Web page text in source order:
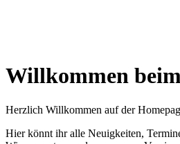
Willkommen
Herzlich Willkommen auf der
Hier könnt ihr alle Neuigkeiten,